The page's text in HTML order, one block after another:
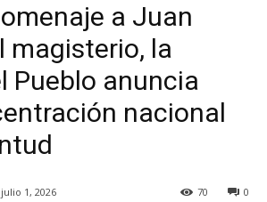
a Juan
magisterio, la
Pueblo anuncia
nacional
julio 1, 2026 0
70